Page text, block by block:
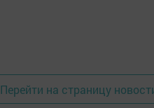
Перейти на страницу